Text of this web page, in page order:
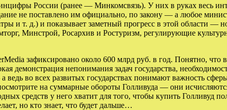
России (ранее — Минкомсвязь). У них в руках весь
не поставлено им официально, по закону — а любое
и т. д.) и показывает заметный прогресс в этой области —
Минстрой, Росархив и Ростуризм, регулирующие
зафиксировано около 600 млрд руб. в год. Понятно,
демонстрация непонимания задач государства,
во всех развитых государствах понимают важность
на суммарные обороты Голливуда — они
средств у него хватит для того, чтобы купить Голливуд
но кто знает, что будет дальше…